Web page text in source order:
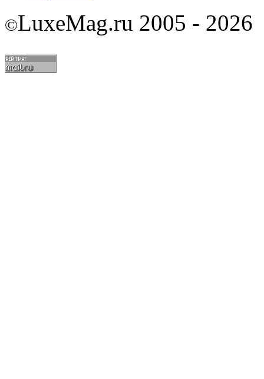
©LuxeMag.ru 2005 - 2026